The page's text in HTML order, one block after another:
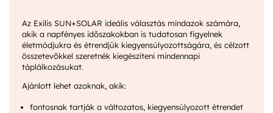
Az Exilis SUN+SOLAR ideális választás mindazok számára,
akik a napfényes időszakokban is tudatosan figyelnek
életmódjukra és étrendjük kiegyensúlyozottságára, és célzott
összetevőkkel szeretnék kiegészíteni mindennapi
táplálkozásukat.
Ajánlott lehet azoknak, akik:
fontosnak tartják a változatos, kiegyensúlyozott étrendet